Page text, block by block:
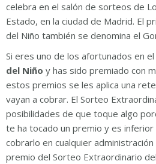
celebra en el salón de sorteos de
Estado, en la ciudad de Madrid. El
del Niño también se denomina el
Si eres uno de los afortunados en el
del Niño y has sido premiado con
estos premios se les aplica una
vayan a cobrar. El Sorteo
posibilidades de que toque algo
te ha tocado un premio y es
cobrarlo en cualquier
premio del Sorteo Extraordinario